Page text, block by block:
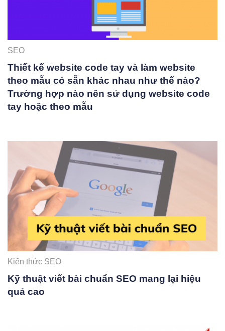
SEO
Thiết kế website code tay và làm website
theo mẫu có sẵn khác nhau như thế nào?
Trường hợp nào nên sử dụng website code
tay hoặc theo mẫu
Kiến thức SEO
Kỹ thuật viết bài chuẩn SEO mang lại hiệu
quả cao